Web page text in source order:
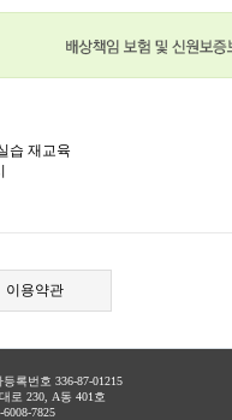
습 재교육
이용약관
록번호 336-87-01215
로 230, A동 401호
7825